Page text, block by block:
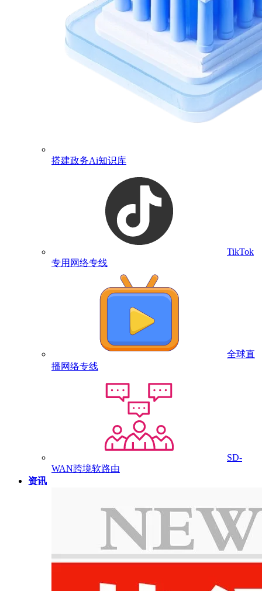
搭建政务Ai知识库
TikTok
专用网络专线
全球直
播网络专线
SD-
WAN跨境软路由
资讯